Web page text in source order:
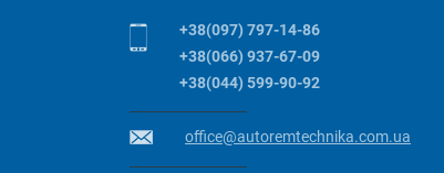
+38(097) 797-14-86
+38(066) 937-67-09
+38(044) 599-90-92
office@autoremtechnika.com.ua